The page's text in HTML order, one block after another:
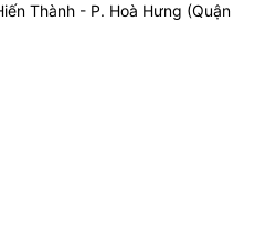
Thành - P. Hoà Hưng (Quận